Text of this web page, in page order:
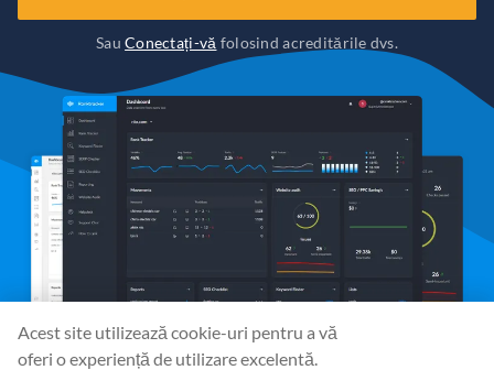
SauConectați-vă folosind acreditările dvs.
Acest site utilizează cookie-uri pentru a vă
oferi o experiență de utilizare excelentă.